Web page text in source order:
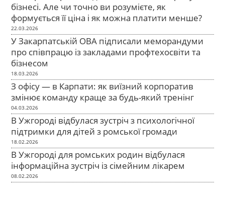
бізнесі. Але чи точно ви розумієте, як
формується її ціна і як можна платити менше?
22.03.2026
У Закарпатській ОВА підписали меморандуми
про співпрацю із закладами профтехосвіти та
бізнесом
18.03.2026
З офісу — в Карпати: як виїзний корпоратив
змінює команду краще за будь-який тренінг
04.03.2026
В Ужгороді відбулася зустріч з психологічної
підтримки для дітей з ромської громади
18.02.2026
В Ужгороді для ромських родин відбулася
інформаційна зустріч із сімейним лікарем
08.02.2026